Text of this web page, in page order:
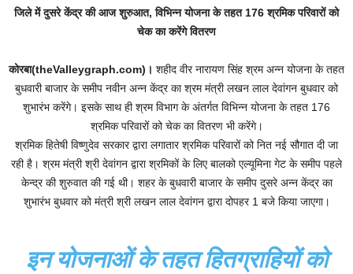
जिले में दुसरे केंद्र की आज शुरुआत, विभिन्न योजना के तहत 176 श्रमिक परिवारों को
चेक का करेंगे वितरण
कोरबा(theValleygraph.com)। शहीद वीर नारायण सिंह श्रम अन्न योजना के तहत
बुधवारी बाजार के समीप नवीन अन्न केंद्र का श्रम मंत्री लखन लाल देवांगन बुधवार को
शुभारंभ करेंगे। इसके साथ ही श्रम विभाग के अंतर्गत विभिन्न योजना के तहत 176
श्रमिक परिवारों को चेक का वितरण भी करेंगे।
श्रमिक हितेषी विष्णुदेव सरकार द्वारा लगातार श्रमिक परिवारों को नित नई सौगात दी जा
रही है। श्रम मंत्री श्री देवांगन द्वारा श्रमिकों के लिए बालको एल्यूमिना गेट के समीप पहले
केन्द्र की शुरुवात की गई थी। शहर के बुधवारी बाजार के समीप दुसरे अन्न केंद्र का
शुभारंभ बुधवार को मंत्री श्री लखन लाल देवांगन द्वारा दोपहर 1 बजे किया जाएगा।
इन योजनाओं के तहत हितग्राहियों को